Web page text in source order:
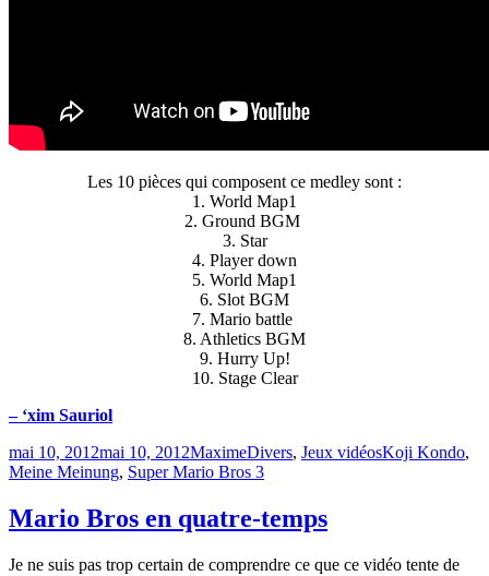
Les 10 pièces qui composent ce medley sont :
1. World Map1
2. Ground BGM
3. Star
4. Player down
5. World Map1
6. Slot BGM
7. Mario battle
8. Athletics BGM
9. Hurry Up!
10. Stage Clear
– ‘xim Sauriol
Publié
le
mai 10, 2012mai 10, 2012MaximeCatégories
Divers, Jeux vidéosÉtiquettes
Koji Kondo,
Meine Meinung, Super Mario Bros 3
Mario Bros en quatre-temps
Je ne suis pas trop certain de comprendre ce que ce vidéo tente de